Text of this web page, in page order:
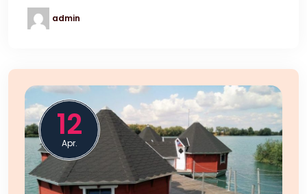
admin
12
Apr.